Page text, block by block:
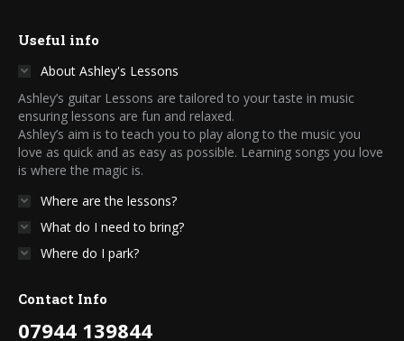
Useful info
About Ashley's Lessons
Ashley’s guitar Lessons are tailored to your taste in music
ensuring lessons are fun and relaxed.
Ashley’s aim is to teach you to play along to the music you
love as quick and as easy as possible. Learning songs you love
is where the magic is.
Where are the lessons?
What do I need to bring?
Where do I park?
Contact Info
07944 139844